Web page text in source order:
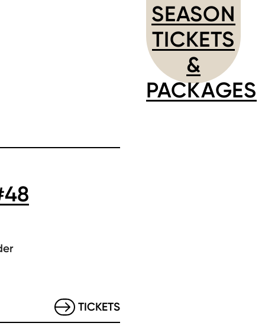
TICKETS
SEASON
TICKETS
&
PACKAGES